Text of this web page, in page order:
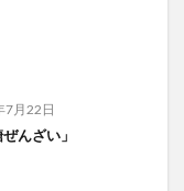
7月22日
ぜんざい」